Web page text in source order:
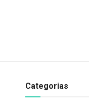
Categorias